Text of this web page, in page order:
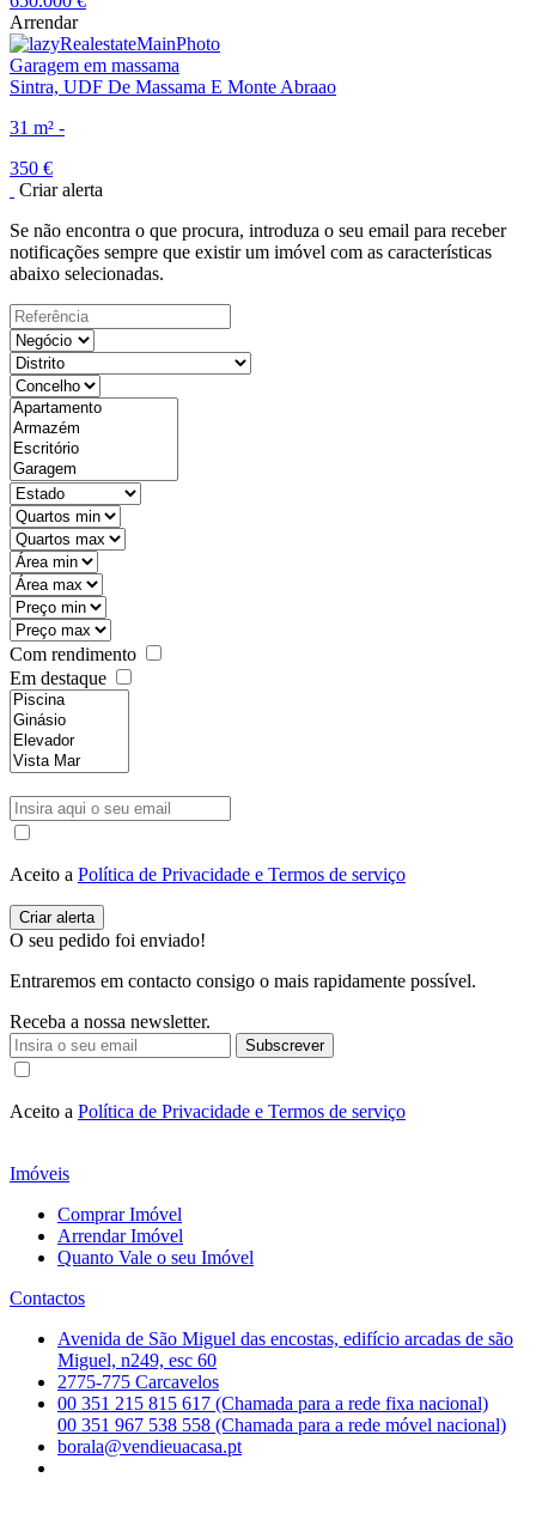
Arrendar
Garagem em massama
Sintra, UDF De Massama E Monte Abraao
31 m² -
350 €
Criar alerta
Se não encontra o que procura, introduza o seu email para receber
notificações sempre que existir um imóvel com as características
abaixo selecionadas.
Com rendimento
Em destaque
Aceito a Política de Privacidade e Termos de serviço
O seu pedido foi enviado!
Entraremos em contacto consigo o mais rapidamente possível.
Receba a nossa newsletter.
Subscrever
Aceito a Política de Privacidade e Termos de serviço
Imóveis
Comprar Imóvel
Arrendar Imóvel
Quanto Vale o seu Imóvel
Contactos
Avenida de São Miguel das encostas, edifício arcadas de são
Miguel, n249, esc 60
2775-775 Carcavelos
00 351 215 815 617 (Chamada para a rede fixa nacional)
00 351 967 538 558 (Chamada para a rede móvel nacional)
borala@vendieuacasa.pt